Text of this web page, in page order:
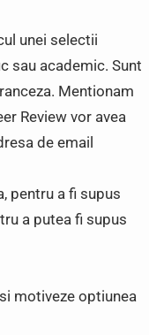
unei selectii
sau academic. Sunt
Mentionam
Review vor avea
de email
pentru a fi supus
a putea fi supus
motiveze optiunea